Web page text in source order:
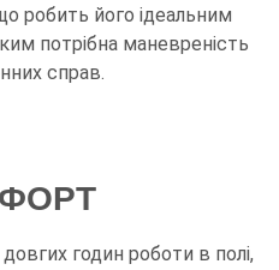
робить його ідеальним
потрібна маневреність
справ.
годин роботи в полі,